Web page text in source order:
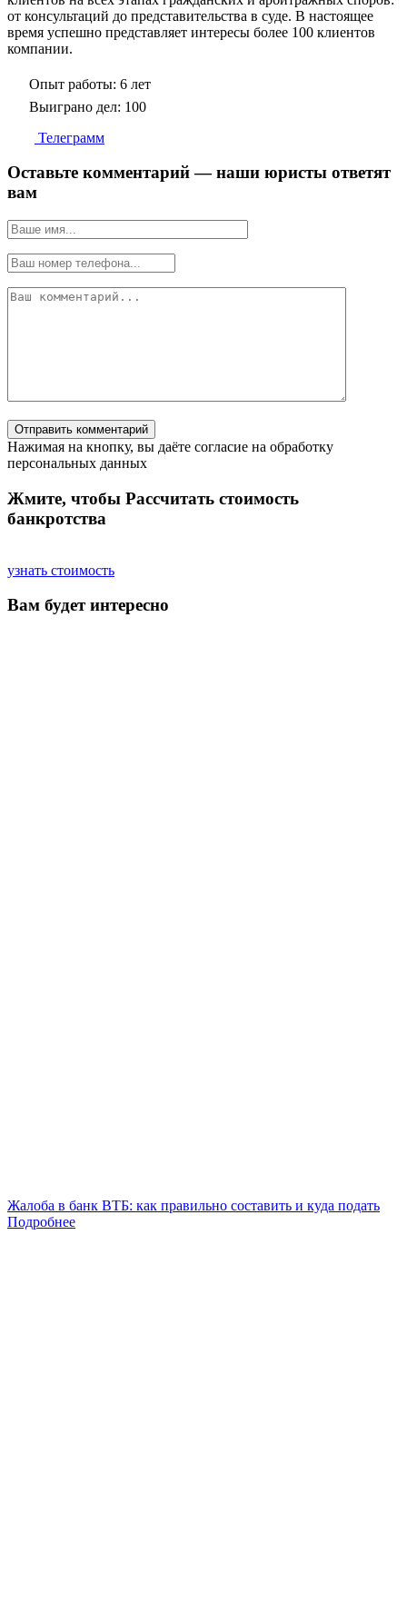
от консультаций до представительства в суде. В настоящее
время успешно представляет интересы более 100 клиентов
компании.
Опыт работы: 6 лет
Выиграно дел: 100
Телеграмм
Оставьте комментарий — наши юристы ответят
вам
Нажимая на кнопку, вы даёте согласие на обработку
персональных данных
Жмите, чтобы Рассчитать стоимость
банкротства
узнать стоимость
Вам будет интересно
Жалоба в банк ВТБ: как правильно составить и куда подать
Подробнее